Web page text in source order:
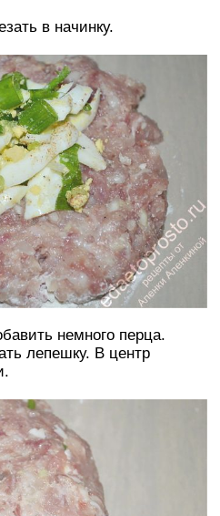
в начинку.
немного перца.
лепешку. В центр